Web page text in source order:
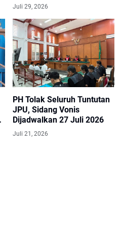
Juli 29, 2026
PH Tolak Seluruh Tuntutan
JPU, Sidang Vonis
Dijadwalkan 27 Juli 2026
Juli 21, 2026